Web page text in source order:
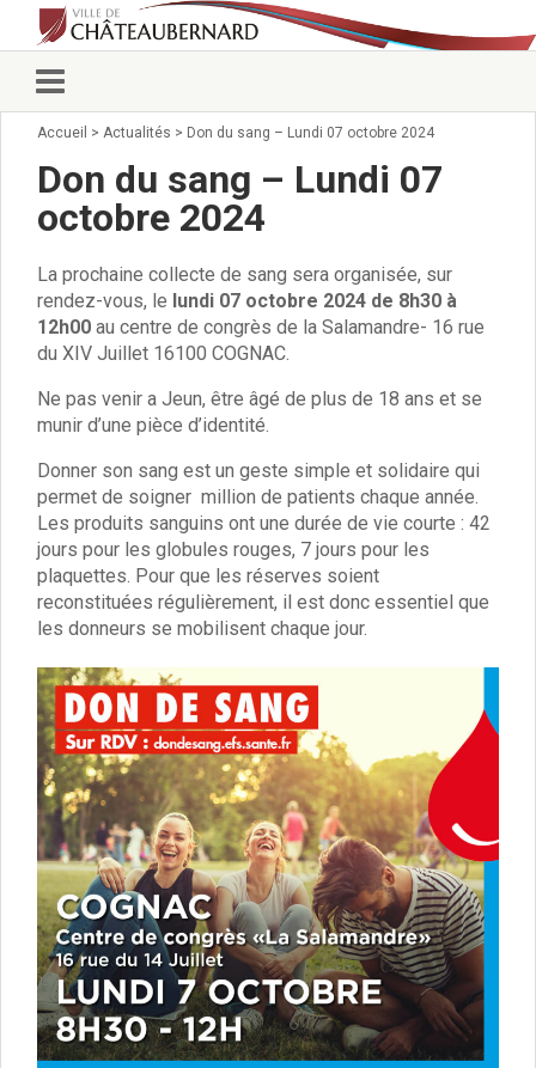
Vie municipale
Conseillers municipaux
Commissions 2026
Arrêtés du Maire
Services municipaux
Organigramme
Pour venir nous voir
État civil/élections/formalités
administratives
C.C.A.S.
Affaires Scolaires
Vie associative
Police Municipale/règlementation
Cimetière/réglementation funéraire
Services en ligne
Inscriptions sur les listes électorales
Cadastre
Plan Local d’Urbanisme intercommunal
Actes d’état civil
Budgets
Budget de Fonctionnement
Budget d’Investissement
Conseils municipaux
Règlement du conseil municipal
Déliberations 2026
Délibérations 2025
Délibérations 2024
Délibérations 2023
Délibérations 2022
Accueil > Actualités > Don du sang – Lundi 07 octobre 2024
Don du sang – Lundi 07
octobre 2024
La prochaine collecte de sang sera organisée, sur
rendez-vous, le lundi 07 octobre 2024 de 8h30 à
12h00 au centre de congrès de la Salamandre- 16 rue
du XIV Juillet 16100 COGNAC.
Ne pas venir a Jeun, être âgé de plus de 18 ans et se
munir d’une pièce d’identité.
Donner son sang est un geste simple et solidaire qui
permet de soigner million de patients chaque année.
Les produits sanguins ont une durée de vie courte : 42
jours pour les globules rouges, 7 jours pour les
plaquettes. Pour que les réserves soient
reconstituées régulièrement, il est donc essentiel que
les donneurs se mobilisent chaque jour.